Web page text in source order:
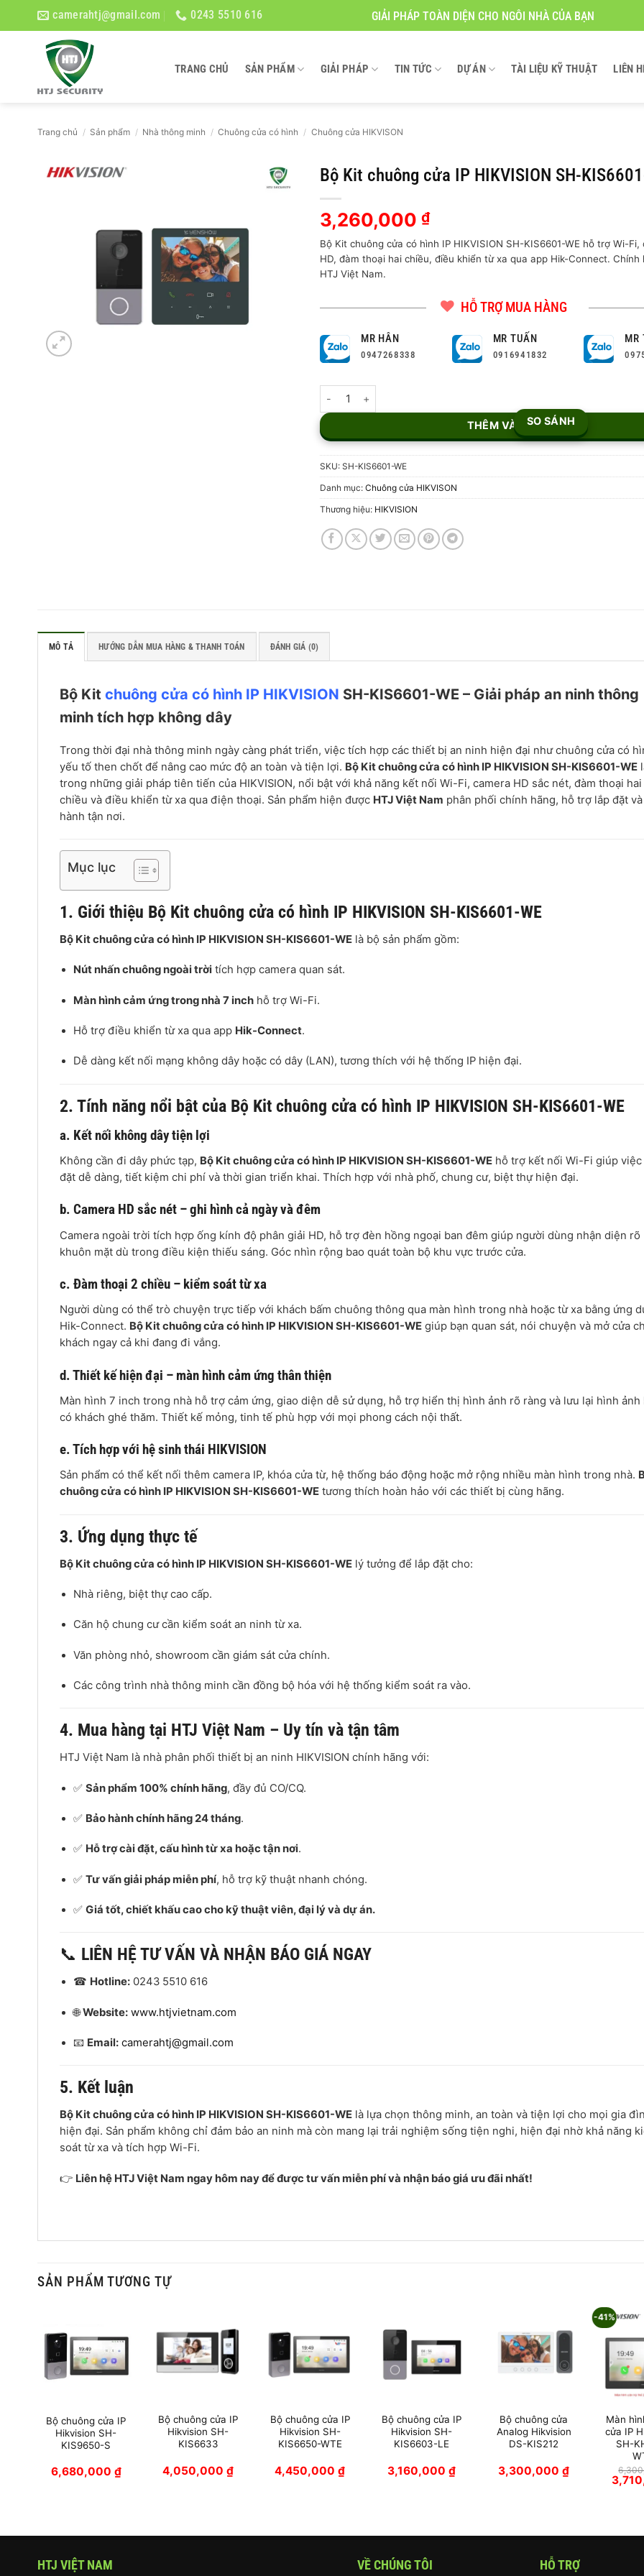
camerahtj@gmail.com 0243 5510 616 GIẢI PHÁP TOÀN DIỆN CHO NGÔI NHÀ CỦA BẠN
TRANG CHỦ SẢN PHẨM GIẢI PHÁP TIN TỨC DỰ ÁN TÀI LIỆU KỸ THUẬT LIÊN
Trang chủ / Sản phẩm / Nhà thông minh / Chuông cửa có hình / Chuông cửa HIKVISON
Bộ Kit chuông cửa IP HIKVISION SH-
3,260,000₫
Bộ Kit chuông cửa có hình IP HIKVISION SH-KIS6601-WE hỗ trợ Wi-Fi,
HD, đàm thoại hai chiều, điều khiển từ xa qua app Hik-Connect. Chính
HTJ Việt Nam.
HỖ TRỢ MUA HÀNG
MR HÂN
0947268338
MR TUẤN
0916941832
MR
Bộ Kit chuông cửa IP HIKVISION SH-KIS6601-WE số lượng
THÊM VÀO GIỎSO SÁNH
SKU:SH-KIS6601-WE
Danh mục:Chuông cửa HIKVISON
Thương hiệu: HIKVISION
MÔ TẢ HƯỚNG DẪN MUA HÀNG & THANH TOÁN ĐÁNH GIÁ (0)
Bộ Kit chuông cửa có hình IP HIKVISION SH-KIS6601-WE – Giải pháp an ninh thông
minh tích hợp không dây
Trong thời đại nhà thông minh ngày càng phát triển, việc tích hợp các thiết bị an ninh hiện đại như chuông cửa có
yếu tố then chốt để nâng cao mức độ an toàn và tiện lợi. Bộ Kit chuông cửa có hình IP HIKVISION SH-KIS6601-WE
trong những giải pháp tiên tiến của HIKVISION, nổi bật với khả năng kết nối Wi-Fi, camera HD sắc nét, đàm thoại hai
chiều và điều khiển từ xa qua điện thoại. Sản phẩm hiện được HTJ Việt Nam phân phối chính hãng, hỗ trợ lắp đặt và
hành tận nơi.
Mục lục
1. Giới thiệu Bộ Kit chuông cửa có hình IP HIKVISION SH-KIS6601-WE
Bộ Kit chuông cửa có hình IP HIKVISION SH-KIS6601-WE là bộ sản phẩm gồm:
Nút nhấn chuông ngoài trời tích hợp camera quan sát.
Màn hình cảm ứng trong nhà 7 inch hỗ trợ Wi-Fi.
Hỗ trợ điều khiển từ xa qua app Hik-Connect.
Dễ dàng kết nối mạng không dây hoặc có dây (LAN), tương thích với hệ thống IP hiện đại.
2. Tính năng nổi bật của Bộ Kit chuông cửa có hình IP HIKVISION SH-KIS6601-WE
a. Kết nối không dây tiện lợi
Không cần đi dây phức tạp, Bộ Kit chuông cửa có hình IP HIKVISION SH-KIS6601-WE hỗ trợ kết nối Wi-Fi giúp việc
đặt dễ dàng, tiết kiệm chi phí và thời gian triển khai. Thích hợp với nhà phố, chung cư, biệt thự hiện đại.
b. Camera HD sắc nét – ghi hình cả ngày và đêm
Camera ngoài trời tích hợp ống kính độ phân giải HD, hỗ trợ đèn hồng ngoại ban đêm giúp người dùng nhận diện rõ
khuôn mặt dù trong điều kiện thiếu sáng. Góc nhìn rộng bao quát toàn bộ khu vực trước cửa.
c. Đàm thoại 2 chiều – kiểm soát từ xa
Người dùng có thể trò chuyện trực tiếp với khách bấm chuông thông qua màn hình trong nhà hoặc từ xa bằng ứng
Hik-Connect. Bộ Kit chuông cửa có hình IP HIKVISION SH-KIS6601-WE giúp bạn quan sát, nói chuyện và mở cửa
khách ngay cả khi đang đi vắng.
d. Thiết kế hiện đại – màn hình cảm ứng thân thiện
Màn hình 7 inch trong nhà hỗ trợ cảm ứng, giao diện dễ sử dụng, hỗ trợ hiển thị hình ảnh rõ ràng và lưu lại hình ảnh
có khách ghé thăm. Thiết kế mỏng, tinh tế phù hợp với mọi phong cách nội thất.
e. Tích hợp với hệ sinh thái HIKVISION
Sản phẩm có thể kết nối thêm camera IP, khóa cửa từ, hệ thống báo động hoặc mở rộng nhiều màn hình trong nhà.
chuông cửa có hình IP HIKVISION SH-KIS6601-WE tương thích hoàn hảo với các thiết bị cùng hãng.
3. Ứng dụng thực tế
Bộ Kit chuông cửa có hình IP HIKVISION SH-KIS6601-WE lý tưởng để lắp đặt cho:
Nhà riêng, biệt thự cao cấp.
Căn hộ chung cư cần kiểm soát an ninh từ xa.
Văn phòng nhỏ, showroom cần giám sát cửa chính.
Các công trình nhà thông minh cần đồng bộ hóa với hệ thống kiểm soát ra vào.
4. Mua hàng tại HTJ Việt Nam – Uy tín và tận tâm
HTJ Việt Nam là nhà phân phối thiết bị an ninh HIKVISION chính hãng với:
✅Sản phẩm 100% chính hãng, đầy đủ CO/CQ.
✅ Bảo hành chính hãng 24 tháng.
✅ Hỗ trợ cài đặt, cấu hình từ xa hoặc tận nơi.
✅Tư vấn giải pháp miễn phí, hỗ trợ kỹ thuật nhanh chóng.
✅Giá tốt, chiết khấu cao cho kỹ thuật viên, đại lý và dự án.
📞 LIÊN HỆ TƯ VẤN VÀ NHẬN BÁO GIÁ NGAY
☎ Hotline: 0243 5510 616
🌐Website: www.htjvietnam.com
📧 Email: camerahtj@gmail.com
5. Kết luận
Bộ Kit chuông cửa có hình IP HIKVISION SH-KIS6601-WE là lựa chọn thông minh, an toàn và tiện lợi cho mọi gia
hiện đại. Sản phẩm không chỉ đảm bảo an ninh mà còn mang lại trải nghiệm sống tiện nghi, hiện đại nhờ khả năng
soát từ xa và tích hợp Wi-Fi.
👉 Liên hệ HTJ Việt Nam ngay hôm nay để được tư vấn miễn phí và nhận báo giá ưu đãi nhất!
SẢN PHẨM TƯƠNG TỰ
Bộ chuông cửa IP
Hikvision SH-
KIS9650-S
6,680,000 ₫
Bộ chuông cửa IP
Hikvision SH-
KIS6633
4,050,000₫
Bộ chuông cửa IP
Hikvision SH-
KIS6650-WTE
4,450,000₫
Bộ chuông cửa IP
Hikvision SH-
KIS6603-LE
3,160,000₫
Bộ chuông cửa
Analog Hikvision
DS-KIS212
3,300,000₫
-41%
Màn
cửa IP
SH-
Giá
gốc
HTJ VIỆT NAM VỀ CHÚNG TÔI HỖ TRỢ